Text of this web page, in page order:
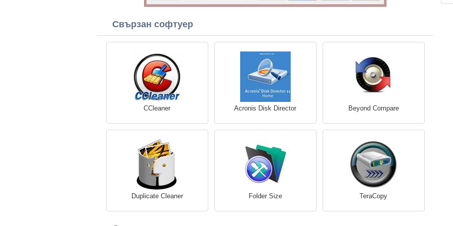
Свързан софтуер
CCleaner Acronis Disk Director Beyond Compare
Duplicate Cleaner Folder Size TeraCopy